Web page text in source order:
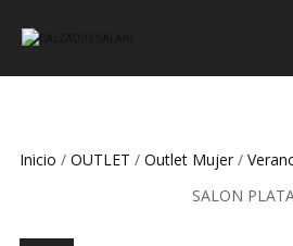
Inicio / OUTLET / Outlet Mujer /
SALON